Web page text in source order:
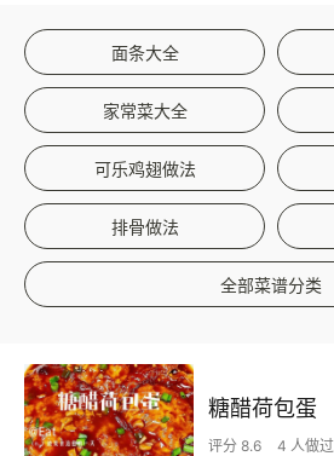
面条大全
家常菜大全
可乐鸡翅做法
排骨做法
全部菜谱分类
糖醋荷包蛋
评分 8.6 4 人做过